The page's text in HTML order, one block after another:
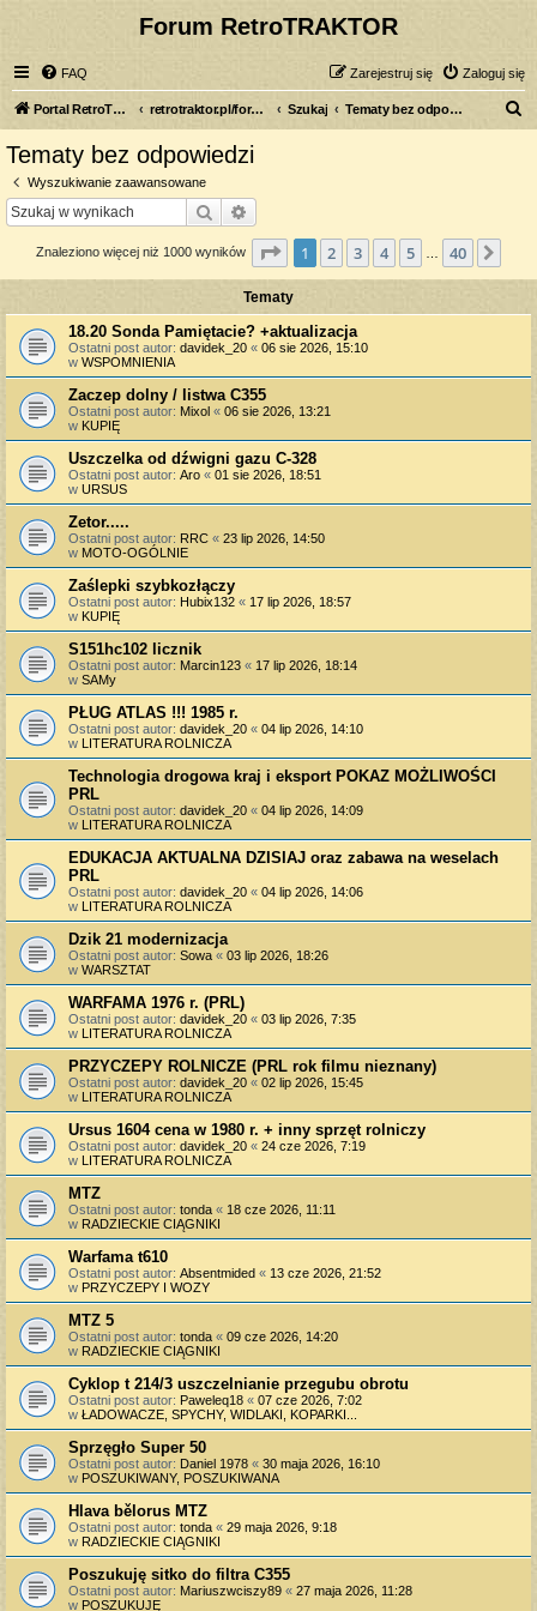
Forum RetroTRAKTOR
FAQ Zaloguj się
Zarejestruj się
Portal RetroTRAKTOR.pl retrotraktor.pl/forum Szukaj Tematy bez odpowiedzi
Tematy bez odpowiedzi
Wyszukiwanie zaawansowane
Szukaj
Znaleziono więcej niż 1000 wyników Strona z40
1 2 3 4 5 40
Tematy
18.20 Sonda Pamiętacie? +aktualizacja
Ostatni post autor: davidek_20 « 06 sie 2026, 15:10
w WSPOMNIENIA
Zaczep dolny / listwa C355
Ostatni post autor: Mixol « 06 sie 2026, 13:21
w KUPIĘ
Uszczelka od dźwigni gazu C-328
Ostatni post autor: Aro « 01 sie 2026, 18:51
w URSUS
Zetor.....
Ostatni post autor: RRC « 23 lip 2026, 14:50
w MOTO-OGÓLNIE
Zaślepki szybkozłączy
Ostatni post autor: Hubix132 « 17 lip 2026, 18:57
w KUPIĘ
S151hc102 licznik
Ostatni post autor: Marcin123 « 17 lip 2026, 18:14
w SAMy
PŁUG ATLAS !!! 1985 r.
Ostatni post autor: davidek_20 « 04 lip 2026, 14:10
w LITERATURA ROLNICZA
Technologia drogowa kraj i eksport POKAZ MOŻLIWOŚCI
PRL
Ostatni post autor: davidek_20 « 04 lip 2026, 14:09
w LITERATURA ROLNICZA
EDUKACJA AKTUALNA DZISIAJ oraz zabawa na weselach
PRL
Ostatni post autor: davidek_20 « 04 lip 2026, 14:06
w LITERATURA ROLNICZA
Dzik 21 modernizacja
Ostatni post autor: Sowa « 03 lip 2026, 18:26
w WARSZTAT
WARFAMA 1976 r. (PRL)
Ostatni post autor: davidek_20 « 03 lip 2026, 7:35
w LITERATURA ROLNICZA
PRZYCZEPY ROLNICZE (PRL rok filmu nieznany)
Ostatni post autor: davidek_20 « 02 lip 2026, 15:45
w LITERATURA ROLNICZA
Ursus 1604 cena w 1980 r. + inny sprzęt rolniczy
Ostatni post autor: davidek_20 « 24 cze 2026, 7:19
w LITERATURA ROLNICZA
MTZ
Ostatni post autor: tonda « 18 cze 2026, 11:11
w RADZIECKIE CIĄGNIKI
Warfama t610
Ostatni post autor: Absentmided « 13 cze 2026, 21:52
w PRZYCZEPY I WOZY
MTZ 5
Ostatni post autor: tonda « 09 cze 2026, 14:20
w RADZIECKIE CIĄGNIKI
Cyklop t 214/3 uszczelnianie przegubu obrotu
Ostatni post autor: Paweleq18 « 07 cze 2026, 7:02
w ŁADOWACZE, SPYCHY, WIDLAKI, KOPARKI...
Sprzęgło Super 50
Ostatni post autor: Daniel 1978 « 30 maja 2026, 16:10
w POSZUKIWANY, POSZUKIWANA
Hlava bělorus MTZ
Ostatni post autor: tonda « 29 maja 2026, 9:18
w RADZIECKIE CIĄGNIKI
Poszukuję sitko do filtra C355
Ostatni post autor: Mariuszwciszy89 « 27 maja 2026, 11:28
w POSZUKUJĘ